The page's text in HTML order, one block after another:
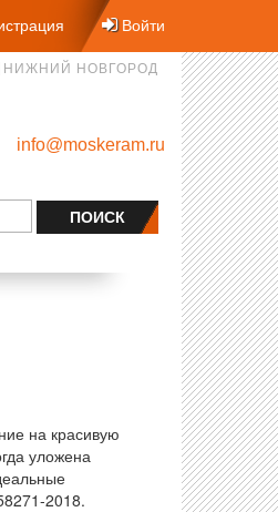
Войти
НИЖНИЙ НОВГОРОД
info@moskeram.ru
на красивую
уложена
2018.